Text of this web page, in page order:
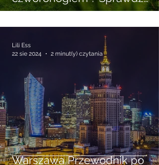
czworonogiem ? Sprawdź
wynajem domków w
Niechorzu przyjaznych
zwierzętom
2 minut(y) czytania